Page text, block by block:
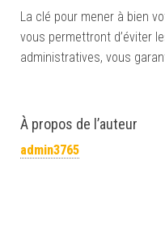
La clé pour mener à bien
vous permettront d’éviter
administratives, vous
À propos de l’auteur
admin3765